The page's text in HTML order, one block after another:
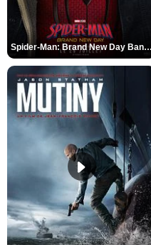
Spider-Man: Brand New Day Bande-annonce VO STFR